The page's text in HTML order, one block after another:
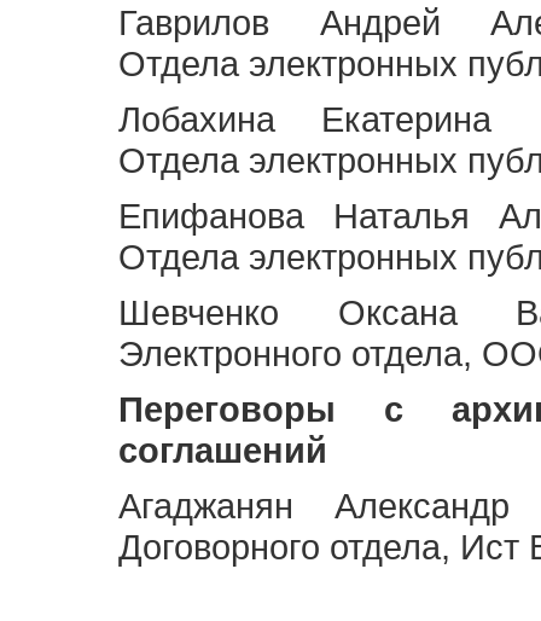
Гаврилов Андрей
Отдела электронных
Лобахина Екатерина
Отдела электронных
Епифанова Наталья
Отдела электронных
Шевченко Оксана
Электронного отдела,
Переговоры с
соглашений
Агаджанян Александр
Договорного отдела,